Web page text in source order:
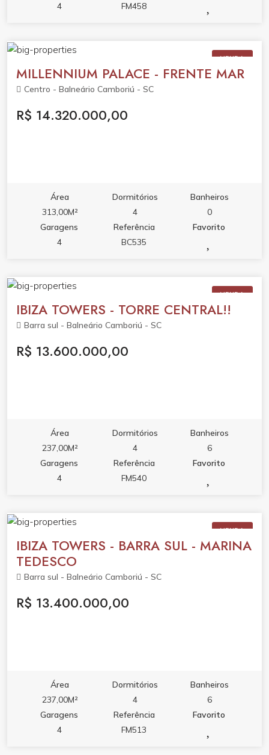
4
FM458
VENDA
MILLENNIUM PALACE - FRENTE MAR
Centro - Balneário Camboriú - SC
R$ 14.320.000,00
Área
313,00M²
Dormitórios
4
Banheiros
0
Garagens
4
Referência
BC535
Favorito
VENDA
IBIZA TOWERS - TORRE CENTRAL!!
Barra sul - Balneário Camboriú - SC
R$ 13.600.000,00
Área
237,00M²
Dormitórios
4
Banheiros
6
Garagens
4
Referência
FM540
Favorito
VENDA
IBIZA TOWERS - BARRA SUL - MARINA
TEDESCO
Barra sul - Balneário Camboriú - SC
R$ 13.400.000,00
Área
237,00M²
Dormitórios
4
Banheiros
6
Garagens
4
Referência
FM513
Favorito